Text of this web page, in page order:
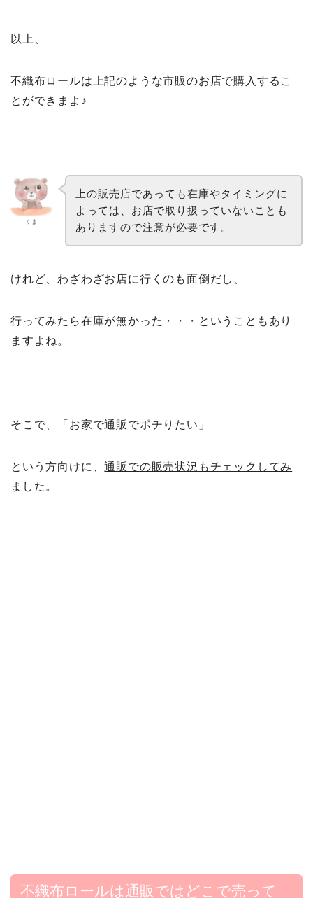
以上、
不織布ロールは上記のような市販のお店で購入するこ
とができまよ♪
くま
上の販売店であっても在庫やタイミングに
よっては、お店で取り扱っていないことも
ありますので注意が必要です。
けれど、わざわざお店に行くのも面倒だし、
行ってみたら在庫が無かった・・・ということもあり
ますよね。
そこで、「お家で通販でポチりたい」
という方向けに、通販での販売状況もチェックしてみ
ました。
不織布ロールは通販ではどこで売って